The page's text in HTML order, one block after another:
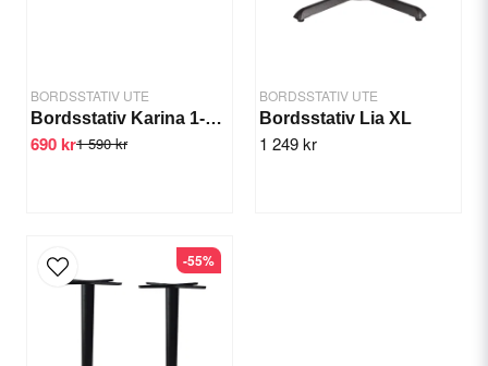
BORDSSTATIV UTE
Bordsstativ Karina 1-pelare
1 590 kr
690 kr
BORDSSTATIV UTE
Bordsstativ Lia XL
1 249 kr
-55%